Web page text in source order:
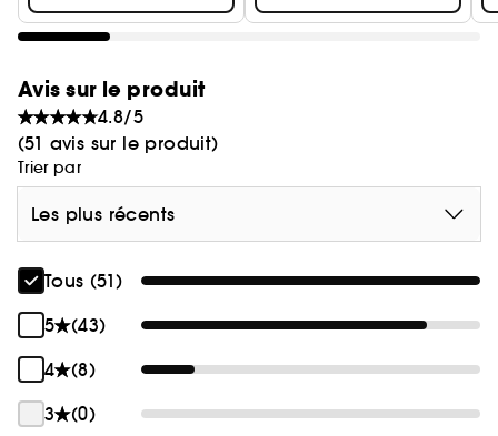
Avis sur le produit
4.8/5
(51 avis sur le produit)
Trier par
Les plus récents
Tous (51)
5
(43)
4
(8)
3
(0)